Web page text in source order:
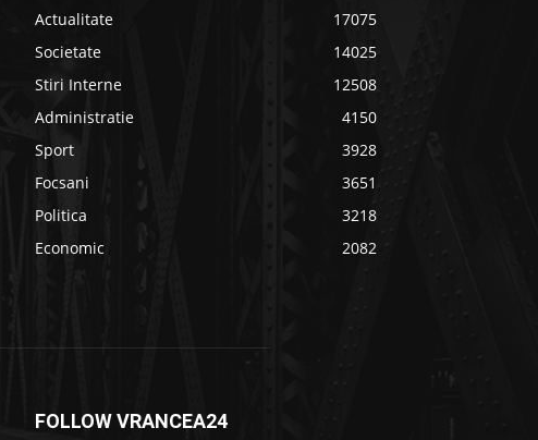
Actualitate
17075
Societate
14025
Stiri Interne
12508
Administratie
4150
Sport
3928
Focsani
3651
Politica
3218
Economic
2082
FOLLOW VRANCEA24